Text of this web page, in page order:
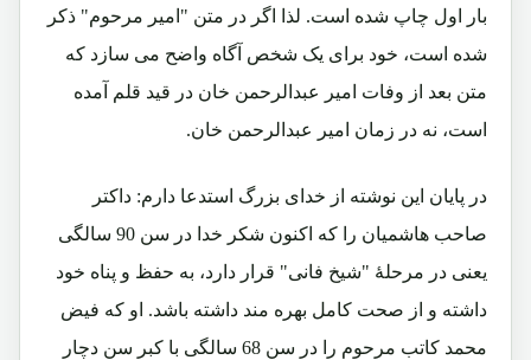
بار اول چاپ شده است. لذا اگر در متن "امیر مرحوم" ذکر
شده است، خود برای یک شخص آگاه واضح می سازد که
متن بعد از وفات امیر عبدالرحمن خان در قید قلم آمده
است، نه در زمان امیر عبدالرحمن خان.
در پایان این نوشته از خدای بزرگ استدعا دارم: داکتر
صاحب هاشمیان را که اکنون شکر خدا در سن 90 سالگی
یعنی در مرحلۀ "شیخ فانی" قرار دارد، به حفظ و پناه خود
داشته و از صحت کامل بهره مند داشته باشد. او که فیض
محمد کاتب مرحوم را در سن 68 سالگی با کبر سن دچار